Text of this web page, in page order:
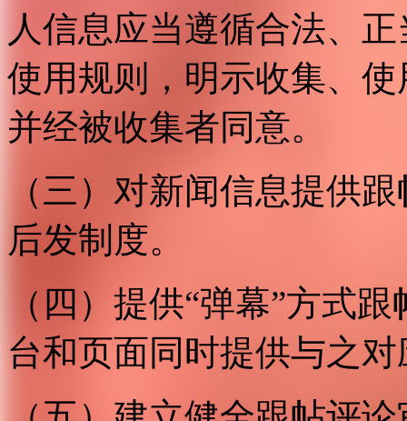
人信息应当遵循合法、
使用规则，明示收集、
并经被收集者同意。
（三）对新闻信息提供
后发制度。
（四）提供“弹幕”方式
台和页面同时提供与之